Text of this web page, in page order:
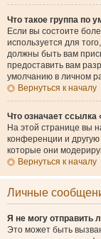
Что такое группа по
Если вы состоите
используется для
должны быть вам
предоставить вам
умолчанию в личном
Вернуться к началу
Что означает
На этой странице вы
конференции и
которые они
Вернуться к началу
Личные
Я не могу отправить
Это может быть